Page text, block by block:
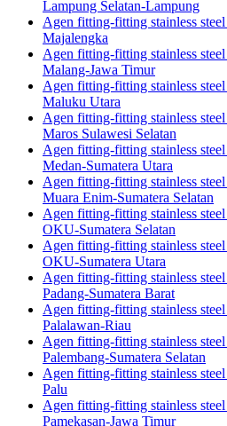
Lampung Selatan-Lampung
Agen fitting-fitting stainless
Majalengka
Agen fitting-fitting stainless
Malang-Jawa Timur
Agen fitting-fitting stainless
Maluku Utara
Agen fitting-fitting stainless
Maros Sulawesi Selatan
Agen fitting-fitting stainless
Medan-Sumatera Utara
Agen fitting-fitting stainless
Muara Enim-Sumatera Selatan
Agen fitting-fitting stainless
OKU-Sumatera Selatan
Agen fitting-fitting stainless
OKU-Sumatera Utara
Agen fitting-fitting stainless
Padang-Sumatera Barat
Agen fitting-fitting stainless
Palalawan-Riau
Agen fitting-fitting stainless
Palembang-Sumatera Selatan
Agen fitting-fitting stainless
Palu
Agen fitting-fitting stainless
Pamekasan-Jawa Timur